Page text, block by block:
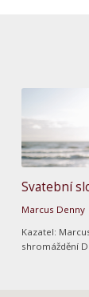
Svatební
Marcus Denny
Kazatel:
shromáždění